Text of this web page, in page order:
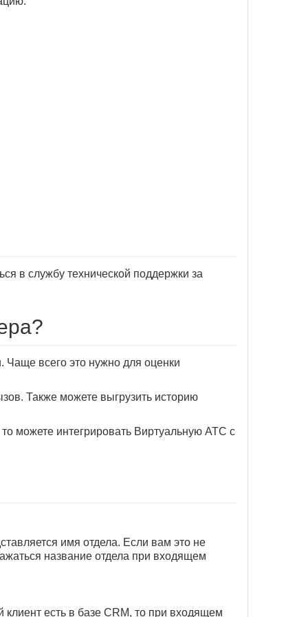
в службу технической поддержки за
Чаще всего это нужно для оценки
Также можете выгрузить историю
можете интегрировать Виртуальную АТС с
имя отдела. Если вам это не
название отдела при входящем
есть в базе CRM, то при входящем